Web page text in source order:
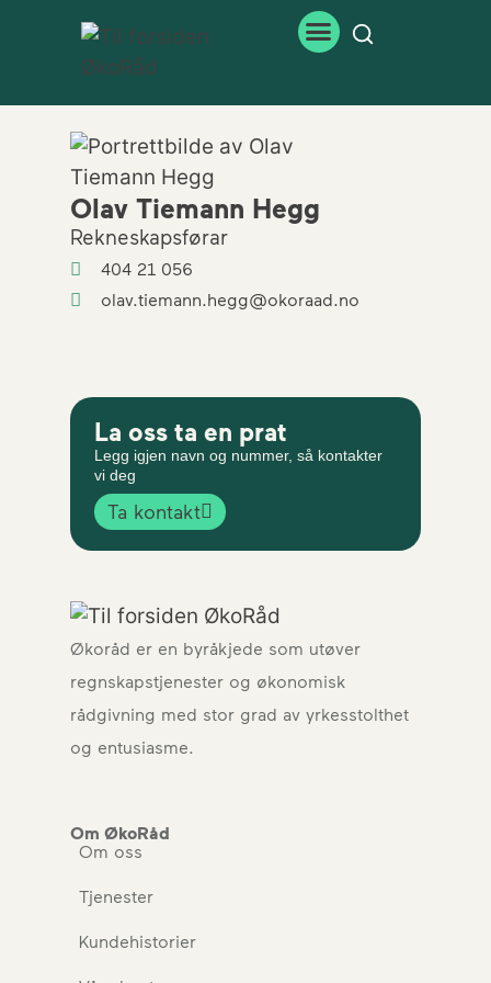
Olav Tiemann Hegg
Rekneskapsførar
404 21 056
olav.tiemann.hegg@okoraad.no
La oss ta en prat
Legg igjen navn og nummer, så kontakter
vi deg
Ta kontakt
Økoråd er en byråkjede som utøver
regnskapstjenester og økonomisk
rådgivning med stor grad av yrkesstolthet
og entusiasme.
Om ØkoRåd
Om oss
Tjenester
Kundehistorier